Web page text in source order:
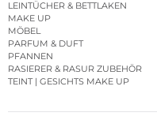
LEINTÜCHER & BETTLAKEN
MAKE UP
MÖBEL
PARFUM & DUFT
PFANNEN
RASIERER & RASUR ZUBEHÖR
TEINT | GESICHTS MAKE UP